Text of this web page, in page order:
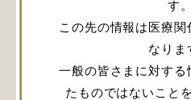
す。
この先の情報は医療関
なりま
一般の皆さまに対する
たものではないこと